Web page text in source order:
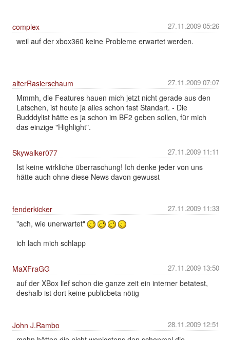
27.11.2009 05:26
complex
weil auf der xbox360 keine Probleme erwartet werden.
27.11.2009 07:07
alterRasierschaum
Mmmh, die Features hauen mich jetzt nicht gerade aus den
Latschen, ist heute ja alles schon fast Standart. - Die
Budddylist hätte es ja schon im BF2 geben sollen, für mich
das einzige "Highlight".
27.11.2009 11:11
Skywalker077
Ist keine wirkliche überraschung! Ich denke jeder von uns
hätte auch ohne diese News davon gewusst
27.11.2009 11:33
fenderkicker
"ach, wie unerwartet"
ich lach mich schlapp
27.11.2009 13:50
MaXFraGG
auf der XBox lief schon die ganze zeit ein interner betatest,
deshalb ist dort keine publicbeta nötig
28.11.2009 12:51
John J.Rambo